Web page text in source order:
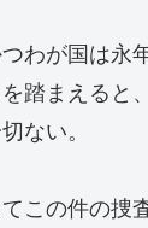
わが国は永
踏まえると
ない。
この件の捜